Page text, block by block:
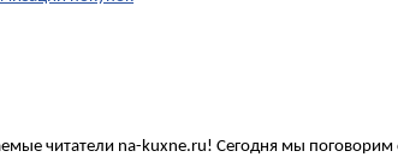
читатели na-kuxne.ru! Сегодня мы